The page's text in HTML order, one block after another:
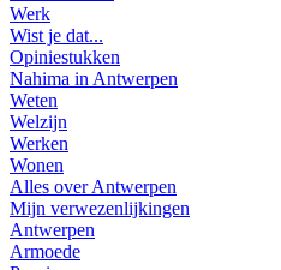
Werk
Wist je dat...
Opiniestukken
Nahima in Antwerpen
Weten
Welzijn
Werken
Wonen
Alles over Antwerpen
Mijn verwezenlijkingen
Antwerpen
Armoede